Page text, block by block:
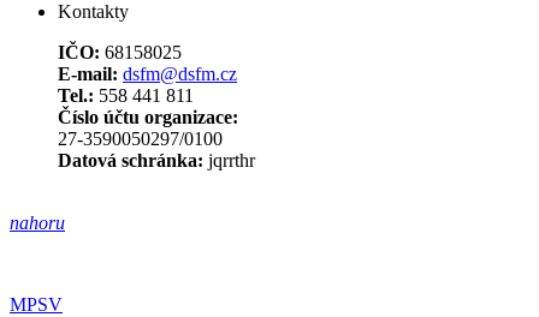
Kontakty
IČO: 68158025
E-mail: dsfm@dsfm.cz
Tel.: 558 441 811
Číslo účtu organizace:
27-3590050297/0100
Datová schránka: jqrrthr
nahoru
MPSV